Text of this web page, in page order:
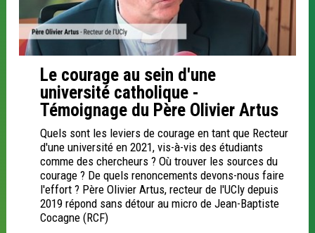
Le courage au sein d'une
université catholique -
Témoignage du Père Olivier Artus
Quels sont les leviers de courage en tant que Recteur
d'une université en 2021, vis-à-vis des étudiants
comme des chercheurs ? Où trouver les sources du
courage ? De quels renoncements devons-nous faire
l'effort ? Père Olivier Artus, recteur de l'UCly depuis
2019 répond sans détour au micro de Jean-Baptiste
Cocagne (RCF)